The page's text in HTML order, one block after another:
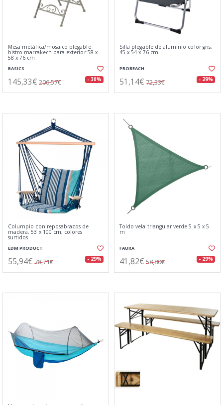
Mesa metálica/mosaico plegable
bistro marrakech para exterior 58 x
58 x 76 cm
BASICS
145,33€ 206,57€ - 30%
Silla plegable de aluminio color gris,
45 x 54 x 76 cm
PROBEACH
51,14€ 72,33€ - 29%
Columpio con reposabrazos de
madera, 53 x 100 cm, colores
surtidos
EDM PRODUCT
55,94€ 78,71€ - 29%
Toldo vela triangular verde 5 x 5 x 5
m
FAURA
41,82€ 58,80€ - 29%